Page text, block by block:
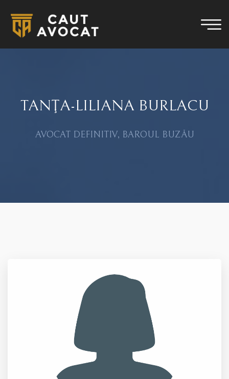
TANŢA-LILIANA BURLACU
AVOCAT DEFINITIV, BAROUL BUZĂU